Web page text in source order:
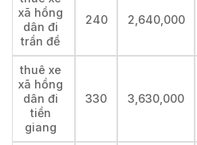
xã hồng
dân đi
trần đề
240 2,640,000
thuê xe
xã hồng
dân đi
tiền
giang
330 3,630,000